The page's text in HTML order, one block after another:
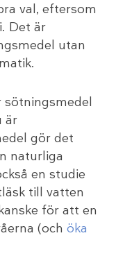
val, eftersom
Det är
utan
är
gör det
naturliga
en studie
till vatten
för att en
(och öka